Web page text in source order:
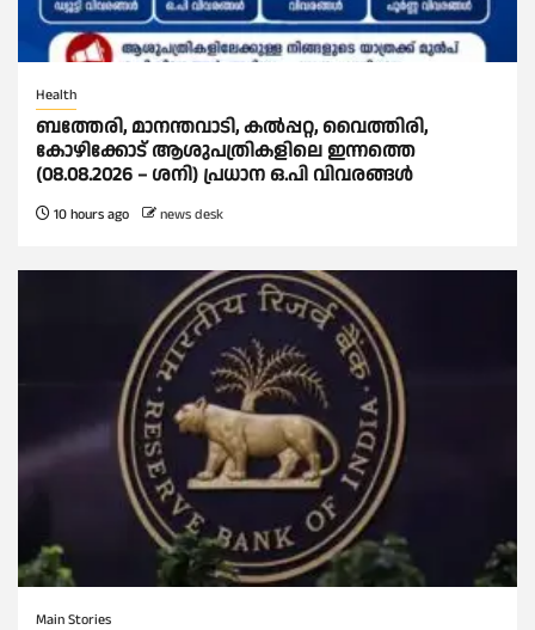
Health
ബത്തേരി, മാനന്തവാടി, കൽപ്പറ്റ, വൈത്തിരി,
കോഴിക്കോട് ആശുപത്രികളിലെ ഇന്നത്തെ
(08.08.2026 – ശനി) പ്രധാന ഒ.പി വിവരങ്ങൾ
10 hours ago news desk
Main Stories